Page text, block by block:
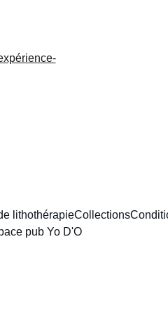
lithothérapieCollections
pub Yo D'O